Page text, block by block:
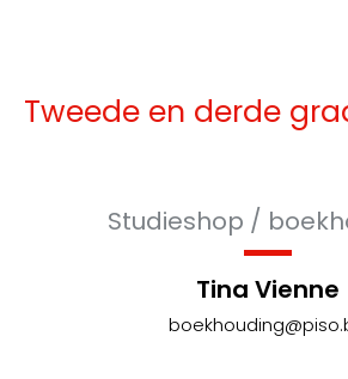
Tweede en derde
Studieshop /
Tina Vienne